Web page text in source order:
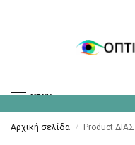
MENU
Αρχική σελίδα / Product